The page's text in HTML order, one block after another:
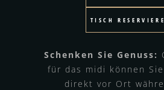
TISCH
Schenken Sie Genuss:
für das midi können
direkt vor Ort